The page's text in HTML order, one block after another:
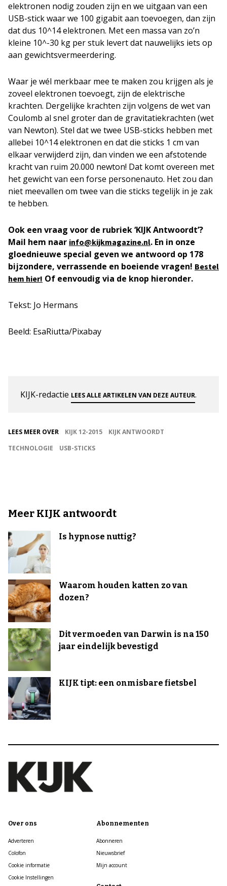
elektronen nodig zouden zijn en we uitgaan van een
USB-stick waar we 100 gigabit aan toevoegen, dan zijn
dat dus 10^14 elektronen. Met een massa van zo’n
kleine 10^-30 kg per stuk levert dat nauwelijks iets op
aan gewichtsvermeerdering.
Waar je wél merkbaar mee te maken zou krijgen als je
zoveel elektronen toevoegt, zijn de elektrische
krachten. Dergelijke krachten zijn volgens de wet van
Coulomb al snel groter dan de gravitatiekrachten (wet
van Newton). Stel dat we twee USB-sticks hebben met
allebei 10^14 elektronen en dat die sticks 1 cm van
elkaar verwijderd zijn, dan vinden we een afstotende
kracht van ruim 20.000 newton! Dat komt overeen met
het gewicht van een forse personenauto. Het zou dan
niet meevallen om twee van die sticks tegelijk in je zak
te hebben.
Ook een vraag voor de rubriek ‘KIJK Antwoordt’?
Mail hem naar info@kijkmagazine.nl. En in onze
gloednieuwe special geven we antwoord op 178
bijzondere, verrassende en boeiende vragen! Bestel
hem hier! Of eenvoudig via de knop hieronder.
Tekst: Jo Hermans
Beeld: EsaRiutta/Pixabay
KIJK-redactie LEES ALLE ARTIKELEN VAN DEZE AUTEUR.
LEES MEER OVER KIJK 12-2015
KIJK ANTWOORDT
TECHNOLOGIE
USB-STICKS
Meer KIJK antwoordt
Is hypnose nuttig?
Waarom houden katten zo van
dozen?
Dit vermoeden van Darwin is na 150
jaar eindelijk bevestigd
KIJK tipt: een onmisbare fietsbel
Over ons
Adverteren
Colofon
Cookie informatie
Cookie Instellingen
Abonnementen
Abonneren
Nieuwsbrief
Mijn account